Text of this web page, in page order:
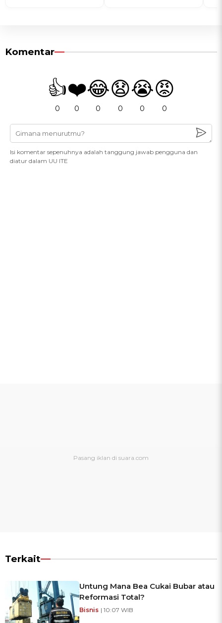
Komentar
👍
0
❤️
0
😂
0
😧
0
😭
0
😡
0
Isi komentar sepenuhnya adalah tanggung jawab pengguna dan
diatur dalam UU ITE
Terkait
Untung Mana Bea Cukai Bubar atau
Reformasi Total?
Bisnis | 10:07 WIB